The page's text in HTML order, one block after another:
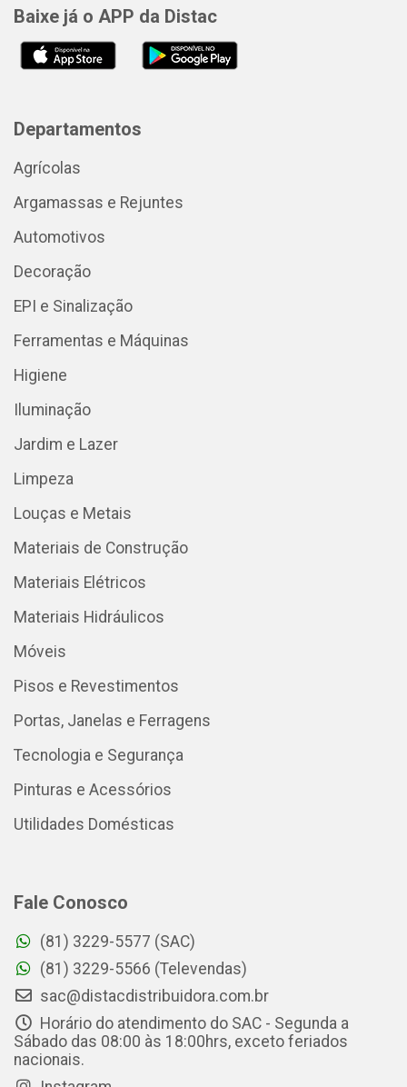
Baixe já o APP da Distac
Departamentos
Agrícolas
Argamassas e Rejuntes
Automotivos
Decoração
EPI e Sinalização
Ferramentas e Máquinas
Higiene
Iluminação
Jardim e Lazer
Limpeza
Louças e Metais
Materiais de Construção
Materiais Elétricos
Materiais Hidráulicos
Móveis
Pisos e Revestimentos
Portas, Janelas e Ferragens
Tecnologia e Segurança
Pinturas e Acessórios
Utilidades Domésticas
Fale Conosco
(81) 3229-5577 (SAC)
(81) 3229-5566 (Televendas)
sac@distacdistribuidora.com.br
Horário do atendimento do SAC - Segunda a
Sábado das 08:00 às 18:00hrs, exceto feriados
nacionais.